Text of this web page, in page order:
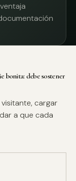
bonita: debe sostener
cargar
a que cada